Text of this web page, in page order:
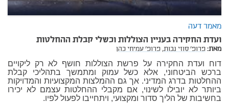
מאמר דעה
ועדת החקירה בעניין הצוללות וכשלי קבלת ההחלטות
מאת:פרופ' סוזי נבות, פרופ' עמיחי כהן
דוח ועדת החקירה על פרשת הצוללות חושף לא רק ליקויים
ברכש הביטחוני, אלא כשל עמוק ומתמשך בתהליכי קבלת
ההחלטות בדרג המדיני. אך גם ההמלצות המקצועיות והמדויקות
ביותר לא יובילו לשינוי, אם מקבלי ההחלטות עצמם לא יכירו
בחשיבות של הליך סדור ומקצועי, ויתחייבו לפעול לפיו.